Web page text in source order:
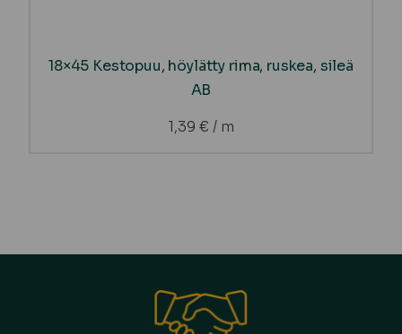
18×45 Kestopuu, höylätty rima, ruskea, sileä
AB
1,39 € / m